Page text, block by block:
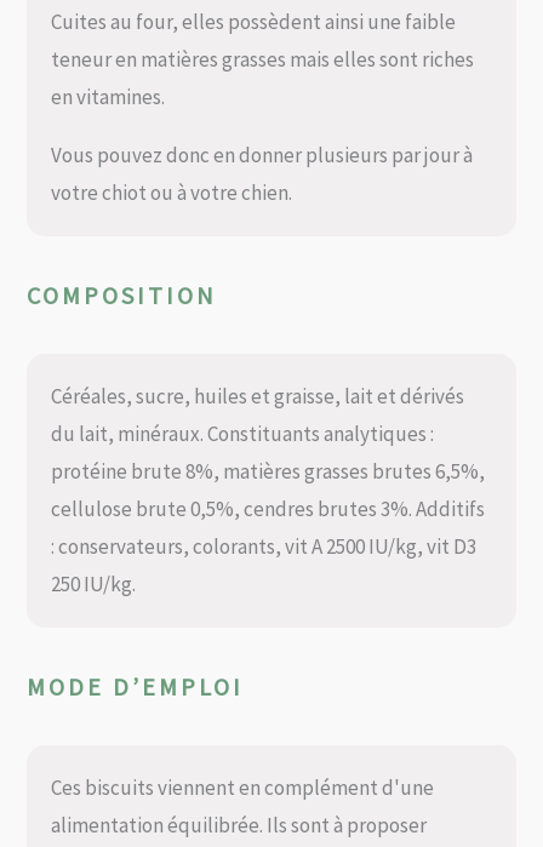
Cuites au four, elles possèdent ainsi une faible
teneur en matières grasses mais elles sont riches
en vitamines.
Vous pouvez donc en donner plusieurs par jour à
votre chiot ou à votre chien.
COMPOSITION
Céréales, sucre, huiles et graisse, lait et dérivés
du lait, minéraux. Constituants analytiques :
protéine brute 8%, matières grasses brutes 6,5%,
cellulose brute 0,5%, cendres brutes 3%. Additifs
: conservateurs, colorants, vit A 2500 IU/kg, vit D3
250 IU/kg.
MODE D’EMPLOI
Ces biscuits viennent en complément d'une
alimentation équilibrée. Ils sont à proposer